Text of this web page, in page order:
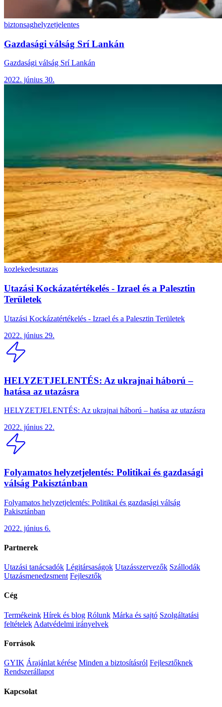
biztonsaghelyzetjelentes
Gazdasági válság Srí Lankán
Gazdasági válság Srí Lankán
2022. június 30.
kozlekedesutazas
Utazási Kockázatértékelés - Izrael és a Palesztin
Területek
Utazási Kockázatértékelés - Izrael és a Palesztin Területek
2022. június 29.
HELYZETJELENTÉS: Az ukrajnai háború –
hatása az utazásra
HELYZETJELENTÉS: Az ukrajnai háború – hatása az utazásra
2022. június 22.
Folyamatos helyzetjelentés: Politikai és gazdasági
válság Pakisztánban
Folyamatos helyzetjelentés: Politikai és gazdasági válság
Pakisztánban
2022. június 6.
Partnerek
Utazási tanácsadók Légitársaságok Utazásszervezők Szállodák
Utazásmenedzsment Fejlesztők
Cég
Termékeink Hírek és blog Rólunk Márka és sajtó Szolgáltatási
feltételek Adatvédelmi irányelvek
Források
GYIK Árajánlat kérése Minden a biztosításról Fejlesztőknek
Rendszerállapot
Kapcsolat